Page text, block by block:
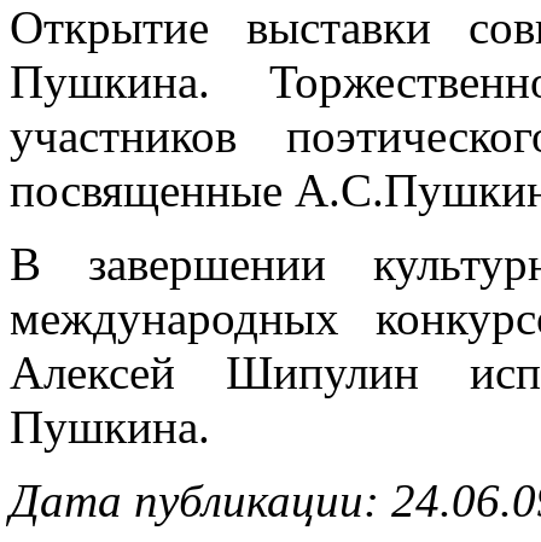
Открытие выставки
Пушкина.
участников
посвященные
В завершении
международных
Алексей Шипулин
Пушкина.
Дата публикации: